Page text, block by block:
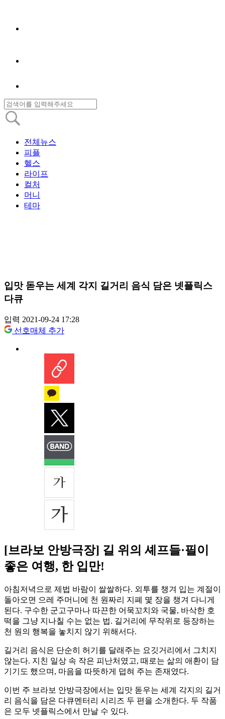
전체뉴스
피플
헬스
라이프
컬처
머니
테마
입맛 돋우는 세계 각지 길거리 음식 담은 넷플릭스
다큐
입력 2021-09-24 17:28
선호매체 추가
[브라보 안방극장] 길 위의 셰프들·필이
좋은 여행, 한 입만!
아침저녁으로 제법 바람이 쌀쌀하다. 외투를 챙겨 입는 계절이
돌아오면 으레 주머니에 천 원짜리 지폐 몇 장을 챙겨 다니게
된다. 구수한 군고구마나 따끈한 어묵꼬치와 국물, 바삭한 호
떡을 그냥 지나칠 수는 없는 법. 길거리에 무작위로 등장하는
천 원의 행복을 놓치지 않기 위해서다.
길거리 음식은 단순히 허기를 달래주는 요깃거리에서 그치지
않는다. 지친 일상 속 작은 피난처였고, 때로는 삶의 애환이 담
기기도 했으며, 마음을 따뜻하게 덥혀 주는 존재였다.
이번 주 브라보 안방극장에서는 입맛 돋우는 세계 각지의 길거
리 음식을 담은 다큐멘터리 시리즈 두 편을 소개한다. 두 작품
은 모두 넷플릭스에서 만날 수 있다.